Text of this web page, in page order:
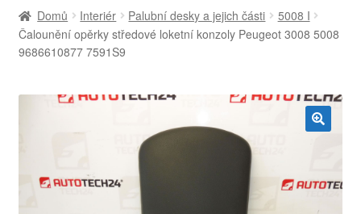
Celosvětová doprava
Domů Interiér Palubní desky a jejich části
5008 I
Čalounění opěrky středové loketní konzoly Peugeot 3008 5008
9686610877 7591S9